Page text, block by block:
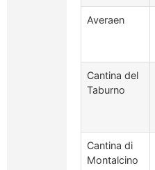
Averaen
Cantina del
Taburno
Cantina di
Montalcino